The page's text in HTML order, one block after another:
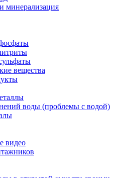
минерализация
вещества
воды (проблемы с водой)
видео